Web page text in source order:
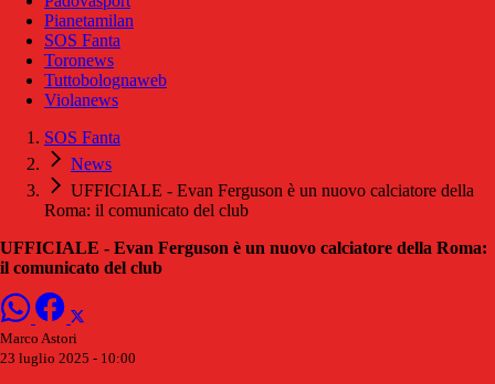
Pianetamilan
SOS Fanta
Toronews
Tuttobolognaweb
Violanews
SOS Fanta
News
UFFICIALE - Evan Ferguson è un nuovo calciatore della
Roma: il comunicato del club
UFFICIALE - Evan Ferguson è un nuovo calciatore della Roma:
il comunicato del club
Marco Astori
23 luglio 2025 - 10:00